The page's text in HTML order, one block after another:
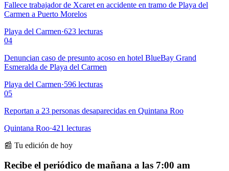
Fallece trabajador de Xcaret en accidente en tramo de Playa del
Carmen a Puerto Morelos
Playa del Carmen·623 lecturas
04
Denuncian caso de presunto acoso en hotel BlueBay Grand
Esmeralda de Playa del Carmen
Playa del Carmen·596 lecturas
05
Reportan a 23 personas desaparecidas en Quintana Roo
Quintana Roo·421 lecturas
📰 Tu edición de hoy
Recibe el periódico de mañana a las 7:00 am